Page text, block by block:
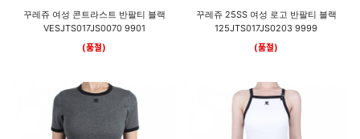
꾸레쥬 여성 콘트라스트 반팔티 블랙
VESJTS017JS0070 9901
(품절)
꾸레쥬 25SS 여성 로고 반팔티 블랙
125JTS017JS0203 9999
(품절)